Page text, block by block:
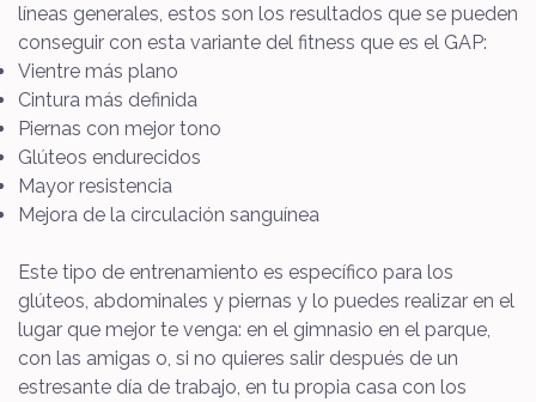
líneas generales, estos son los resultados que se pueden
conseguir con esta variante del fitness que es el GAP:
Vientre más plano
Cintura más definida
Piernas con mejor tono
Glúteos endurecidos
Mayor resistencia
Mejora de la circulación sanguínea
Este tipo de entrenamiento es específico para los
glúteos, abdominales y piernas y lo puedes realizar en el
lugar que mejor te venga: en el gimnasio en el parque,
con las amigas o, si no quieres salir después de un
estresante día de trabajo, en tu propia casa con los